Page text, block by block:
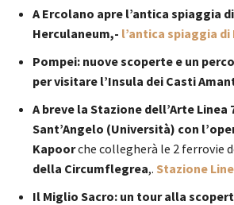
A Ercolano apre l’antica spiaggia di
Herculaneum,- l’antica spiaggia
Pompei: nuove scoperte e un
per visitare l’Insula dei Casti
A breve la Stazione dell’Arte Linea
Sant’Angelo (Università) con
Kapoorche collegherà le 2 ferrovie
della Circumflegrea,. Stazione
Il Miglio Sacro: un tour alla